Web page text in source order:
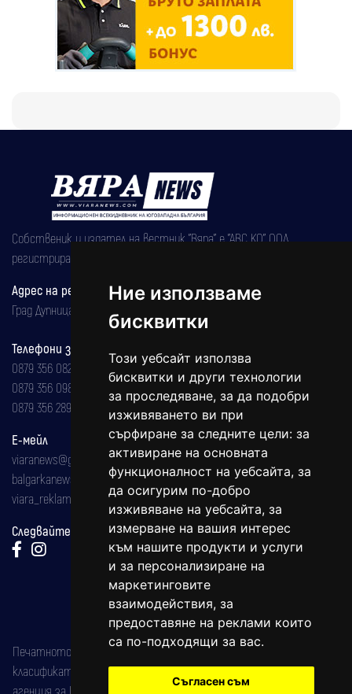
Ние използваме
бисквитки
Този уебсайт използва
бисквитки и други технологии
за проследяване, за да подобри
изживяването ви при
сърфиране за следните цели: за
активиране на основната
функционалност на уебсайта, за
да осигурим по-добро
изживяване на уебсайта, за
измерване на вашия интерес
към нашите продукти и услуги
и за персонализиране на
маркетинговите
взаимодействия, за
предоставяне на реклами които
са по-подходящи за вас.
Съгласен съм
Собственик и издател на вестник "Вяра" е "АВС КО" ООД,
регистрирана на 08.05.2002 година.
Адрес на редакцията
Град Дупница, ул.''Христо Ботев" 43
Телефони за реклама и абонаменти
0879 356 082
0879 356 098
0879 356 289
Е-мейл
viaranews@gmail.com
balgarkanews@gmail.com
viara_reklama@mail.bg
Следвайте ни:
Печатното издание на вестника е регистрирано в националния
класификатор на печатните издания (Българска национална
агенция за ISSN) под номер: ISSN 1312-4722.